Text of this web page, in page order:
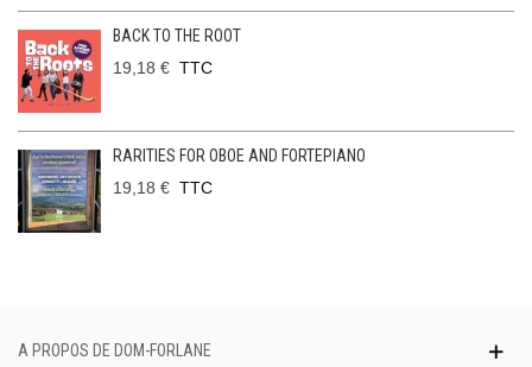
BACK TO THE ROOT
19,18 € TTC
RARITIES FOR OBOE AND FORTEPIANO
19,18 € TTC
A PROPOS DE DOM-FORLANE